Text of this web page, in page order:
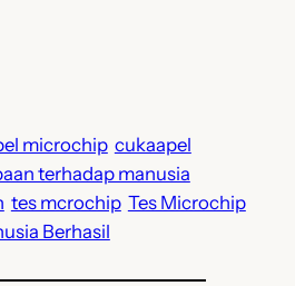
microchip cukaapel
terhadap manusia
tes mcrochip Tes Microchip
Berhasil